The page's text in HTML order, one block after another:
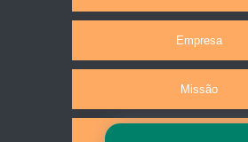
Empresa
Missão